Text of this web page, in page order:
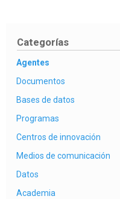
Categorías
Agentes
Documentos
Bases de datos
Programas
Centros de innovación
Medios de comunicación
Datos
Academia